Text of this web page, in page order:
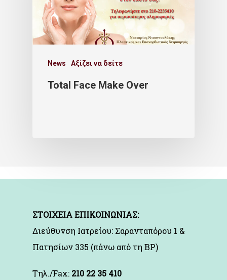
News Αξίζει να δείτε
Total Face Make Over
ΣΤΟΙΧΕΙΑ ΕΠΙΚΟΙΝΩΝΙΑΣ:
Διεύθυνση Ιατρείου: Σαρανταπόρου 1 &
Πατησίων 335 (πάνω από τη BP)
Τηλ./Fax: 210 22 35 410